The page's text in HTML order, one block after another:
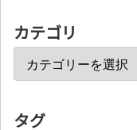
カテゴリ
タグ